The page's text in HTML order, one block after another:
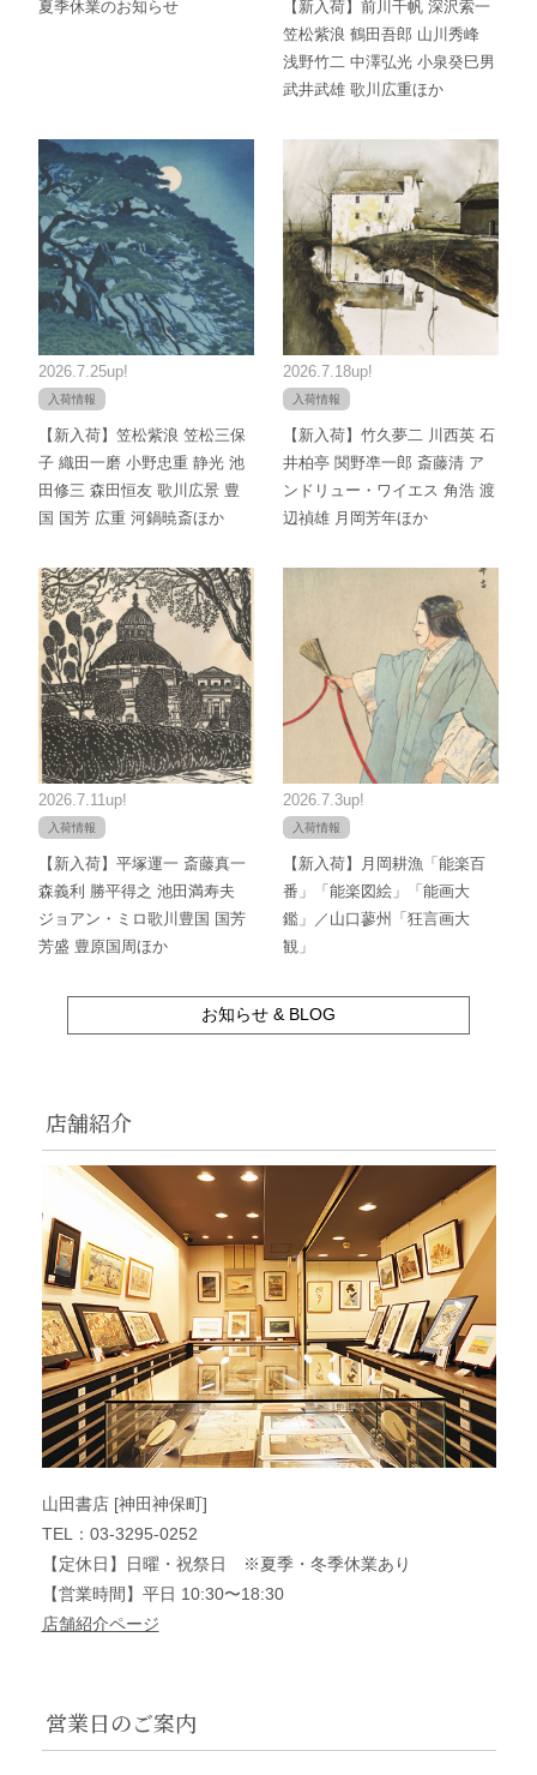
夏季休業のお知らせ
【新入荷】前川千帆 深沢索一
笠松紫浪 鶴田吾郎 山川秀峰
浅野竹二 中澤弘光 小泉癸巳男
武井武雄 歌川広重ほか
2026.7.25up!
入荷情報
【新入荷】笠松紫浪 笠松三保
子 織田一磨 小野忠重 静光 池
田修三 森田恒友 歌川広景 豊
国 国芳 広重 河鍋暁斎ほか
2026.7.18up!
入荷情報
【新入荷】竹久夢二 川西英 石
井柏亭 関野凖一郎 斎藤清 ア
ンドリュー・ワイエス 角浩 渡
辺禎雄 月岡芳年ほか
2026.7.11up!
入荷情報
【新入荷】平塚運一 斎藤真一
森義利 勝平得之 池田満寿夫
ジョアン・ミロ歌川豊国 国芳
芳盛 豊原国周ほか
2026.7.3up!
入荷情報
【新入荷】月岡耕漁「能楽百
番」「能楽図絵」「能画大
鑑」／山口蓼州「狂言画大
観」
お知らせ & BLOG
店舗紹介
山田書店 [神田神保町]
TEL：03-3295-0252
【定休日】日曜・祝祭日 ※夏季・冬季休業あり
【営業時間】平日 10:30〜18:30
店舗紹介ページ
営業日のご案内